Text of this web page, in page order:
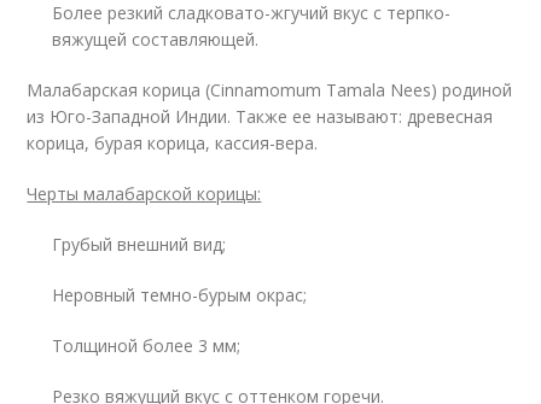
Более резкий сладковато-жгучий вкус с терпко-
вяжущей составляющей.
Малабарская корица (Cinnamomum Tamala Nees) родиной
из Юго-Западной Индии. Также ее называют: древесная
корица, бурая корица, кассия-вера.
Черты малабарской корицы:
Грубый внешний вид;
Неровный темно-бурым окрас;
Толщиной более 3 мм;
Резко вяжущий вкус с оттенком горечи.